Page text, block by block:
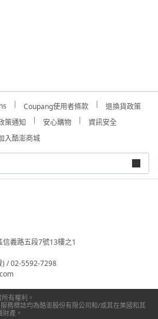
Coupang使用者條款
退換貨政策
策通知 安心購物
資訊安全
入酷澎商城
義路五段7號13樓之1
) / 02-5592-7298
有權利。
務標誌均為酷澎股份有限公司和/或其在美國和其
產。